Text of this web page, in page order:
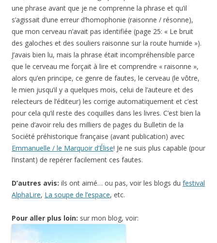
une phrase avant que je ne comprenne la phrase et qu’il
s’agissait d’une erreur d’homophonie (raisonne / résonne),
que mon cerveau n’avait pas identifiée (page 25: « Le bruit
des galoches et des souliers raisonne sur la route humide »).
J’avais bien lu, mais la phrase était incompréhensible parce
que le cerveau me forçait à lire et comprendre « raisonne »,
alors qu’en principe, ce genre de fautes, le cerveau (le vôtre,
le mien jusqu’il y a quelques mois, celui de l’auteure et des
relecteurs de l’éditeur) les corrige automatiquement et c’est
pour cela qu’il reste des coquilles dans les livres. C’est bien la
peine d’avoir relu des milliers de pages du Bulletin de la
Société préhistorique française (avant publication) avec
Emmanuelle / le Marquoir d’Élise! Je ne suis plus capable (pour
l’instant) de repérer facilement ces fautes.
D’autres avis: ils ont aimé… ou pas, voir les blogs du festival
AlphaLire, La soupe de l’espace, etc.
Pour aller plus loin: sur mon blog, voir: